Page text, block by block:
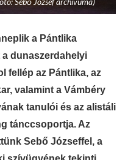
a Pántlika
a dunaszerdahelyi
fellép az Pántlika, az
valamint a Vámbéry
tanulói és az alistáli
tánccsoportja. Az
Sebő Józseffel, a